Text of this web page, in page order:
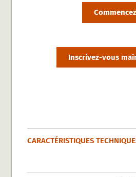
Commencez
Inscrivez-vous
CARACTÉRISTIQUES